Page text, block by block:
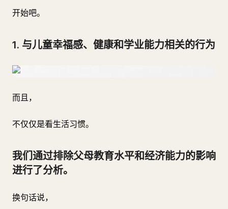
开始吧。
1. 与儿童幸福感、健康和学业能力相关的行为
而且，
不仅仅是看生活习惯。
我们通过排除父母教育水平和经济能力的影响
进行了分析。
换句话说，